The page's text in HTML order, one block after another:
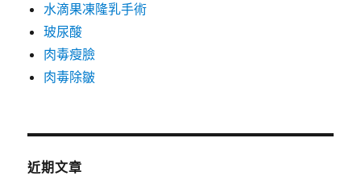
水滴果凍隆乳手術
玻尿酸
肉毒瘦臉
肉毒除皺
近期文章